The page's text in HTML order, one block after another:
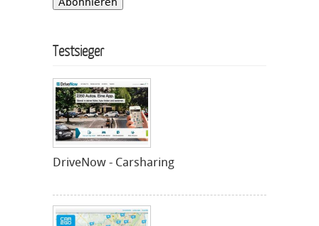
Testsieger
DriveNow - Carsharing